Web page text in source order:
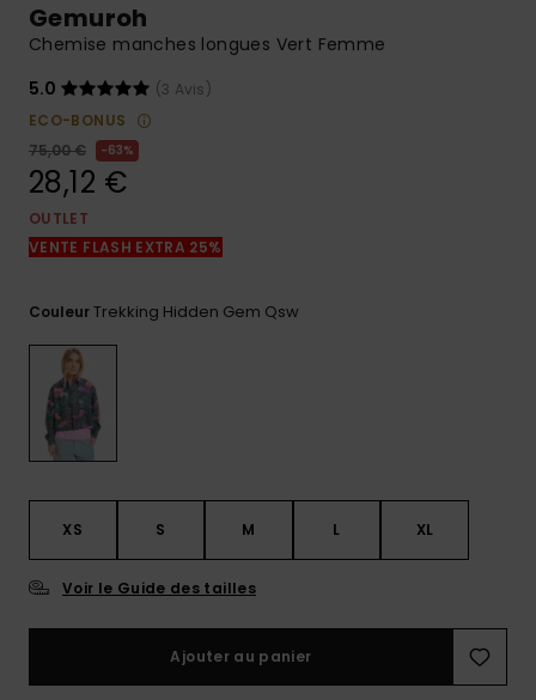
Démarrer
conversation
fréquentes et
notre
CARTE
CADEAU
LISTE DE
SOUHAITS
Gemuroh
Chemise manches longues Vert Femme
5.0
(3 Avis)
ECO-BONUS
75,00 €
63%
28,12 €
OUTLET
VENTE FLASH EXTRA 25%
CouleurTrekking Hidden Gem Qsw
XS S M L XL
Voir le Guide des tailles
Ajouter au panier